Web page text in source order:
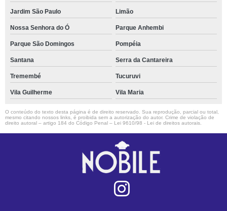
Jardim São Paulo Limão
Nossa Senhora do Ó Parque Anhembi
Parque São Domingos Pompéia
Santana Serra da Cantareira
Tremembé Tucuruvi
Vila Guilherme Vila Maria
O conteúdo do texto desta página é de direito reservado. Sua reprodução, parcial ou total,
mesmo citando nossos links, é proibida sem a autorização do autor. Crime de violação de
direito autoral – artigo 184 do Código Penal – Lei 9610/98 - Lei de direitos autorais.